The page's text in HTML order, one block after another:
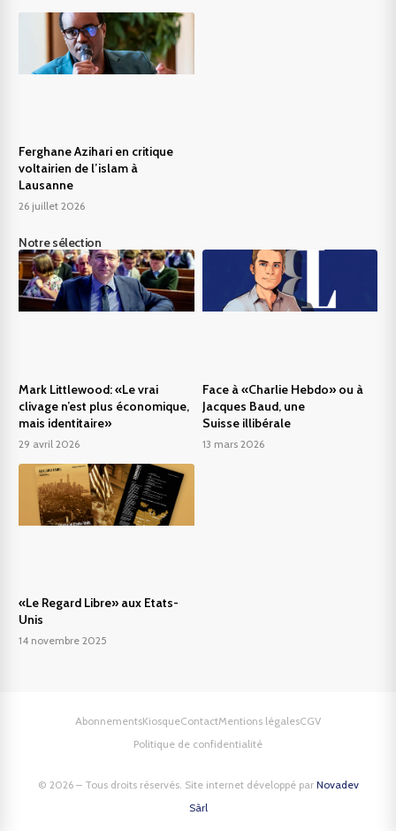
Ferghane Azihari en critique
voltairien de l’islam à
Lausanne
26 juillet 2026
Notre sélection
Mark Littlewood: «Le vrai
clivage n’est plus économique,
mais identitaire»
29 avril 2026
Face à «Charlie Hebdo» ou à
Jacques Baud, une
Suisse illibérale
13 mars 2026
«Le Regard Libre» aux Etats-
Unis
14 novembre 2025
© 2026 – Tous droits réservés. Site internet développé par Novadev
Sàrl
AbonnementsKiosqueContactMentions légalesCGV
Politique de confidentialité